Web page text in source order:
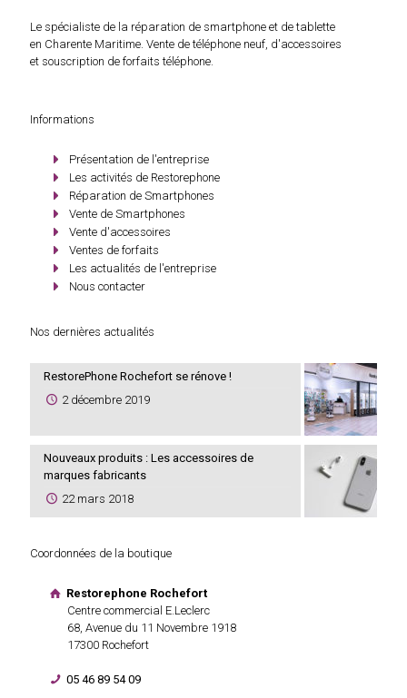
Le spécialiste de la réparation de smartphone et de tablette
en Charente Maritime. Vente de téléphone neuf, d'accessoires
et souscription de forfaits téléphone.
Informations
Présentation de l'entreprise
Les activités de Restorephone
Réparation de Smartphones
Vente de Smartphones
Vente d'accessoires
Ventes de forfaits
Les actualités de l'entreprise
Nous contacter
Nos dernières actualités
RestorePhone Rochefort se rénove !
2 décembre 2019
Nouveaux produits : Les accessoires de
marques fabricants
22 mars 2018
Coordonnées de la boutique
Restorephone Rochefort
Centre commercial E.Leclerc
68, Avenue du 11 Novembre 1918
17300 Rochefort
05 46 89 54 09